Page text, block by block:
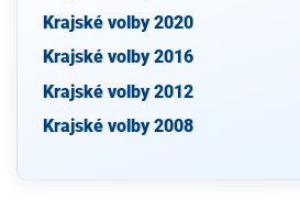
Krajské volby 2020
Krajské volby 2016
Krajské volby 2012
Krajské volby 2008